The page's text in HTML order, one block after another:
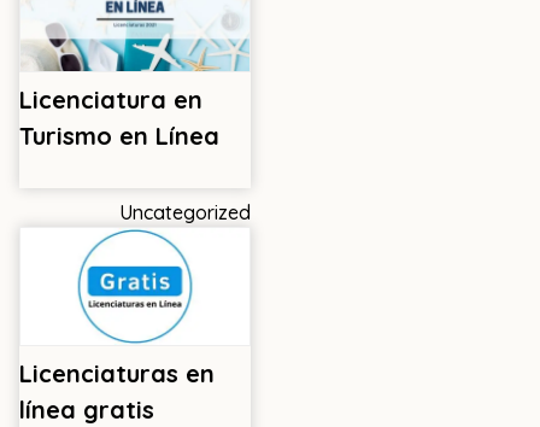
Licenciatura en
Turismo en Línea
Uncategorized
Licenciaturas en
línea gratis